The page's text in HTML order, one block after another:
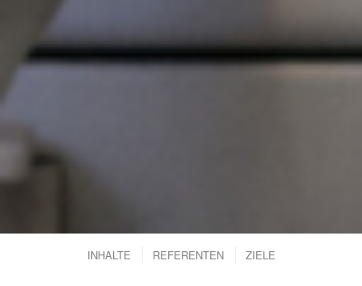
INHALTE REFERENTEN ZIELE